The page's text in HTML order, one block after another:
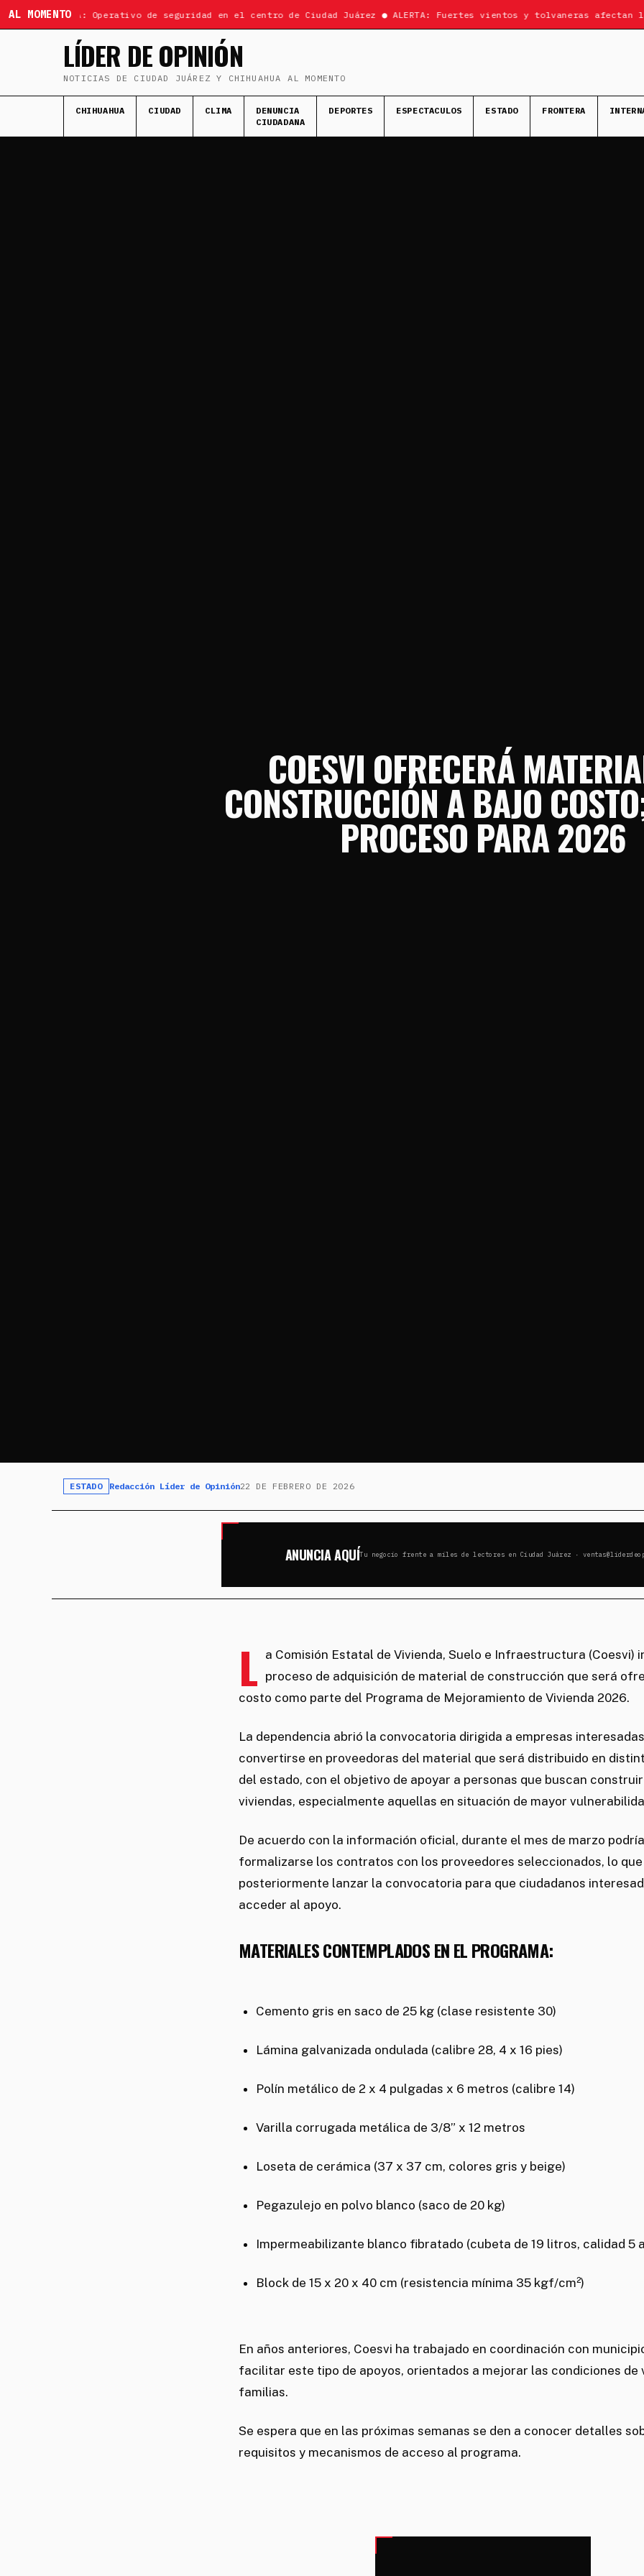
AL MOMENTO
ÚLTIMA HORA: Operativo de seguridad en el centro de Ciudad Juárez ● ALERTA: Fuertes vientos y tolvaneras afectan la
LÍDER DE OPINIÓN
NOTICIAS DE CIUDAD JUÁREZ Y CHIHUAHUA AL MOMENTO
CHIHUAHUA CIUDAD CLIMA
DENUNCIA
CIUDADANA
DEPORTES ESPECTACULOS ESTADO FRONTERA
COESVI OFRECERÁ
CONSTRUCCIÓN A BAJO
PROCESO PARA 2026
ESTADO Redacción Líder de Opinión22 DE FEBRERO DE 2026
ANUNCIA AQUÍTu negocio frente a miles de lectores en Ciudad Juárez ·
L a Comisión Estatal de Vivienda, Suelo e Infraestructura (Coesvi)
proceso de adquisición de material de construcción que será
costo como parte del Programa de Mejoramiento de Vivienda 2026.
La dependencia abrió la convocatoria dirigida a empresas
convertirse en proveedoras del material que será distribuido en
del estado, con el objetivo de apoyar a personas que buscan
viviendas, especialmente aquellas en situación de mayor
De acuerdo con la información oficial, durante el mes de marzo
formalizarse los contratos con los proveedores seleccionados, lo
posteriormente lanzar la convocatoria para que ciudadanos
acceder al apoyo.
MATERIALES CONTEMPLADOS EN EL PROGRAMA:
Cemento gris en saco de 25 kg (clase resistente 30)
Lámina galvanizada ondulada (calibre 28, 4 x 16 pies)
Polín metálico de 2 x 4 pulgadas x 6 metros (calibre 14)
Varilla corrugada metálica de 3/8” x 12 metros
Loseta de cerámica (37 x 37 cm, colores gris y beige)
Pegazulejo en polvo blanco (saco de 20 kg)
Impermeabilizante blanco fibratado (cubeta de 19 litros, calidad 5
Block de 15 x 20 x 40 cm (resistencia mínima 35 kgf/cm²)
En años anteriores, Coesvi ha trabajado en coordinación con
facilitar este tipo de apoyos, orientados a mejorar las condiciones de
familias.
Se espera que en las próximas semanas se den a conocer detalles
requisitos y mecanismos de acceso al programa.